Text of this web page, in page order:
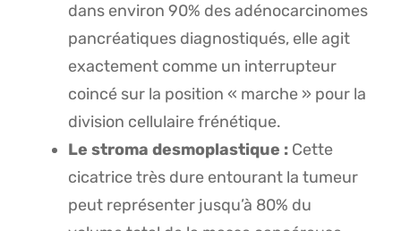
dans environ 90% des adénocarcinomes
pancréatiques diagnostiqués, elle agit
exactement comme un interrupteur
coincé sur la position « marche » pour la
division cellulaire frénétique.
Le stroma desmoplastique : Cette
cicatrice très dure entourant la tumeur
peut représenter jusqu’à 80% du